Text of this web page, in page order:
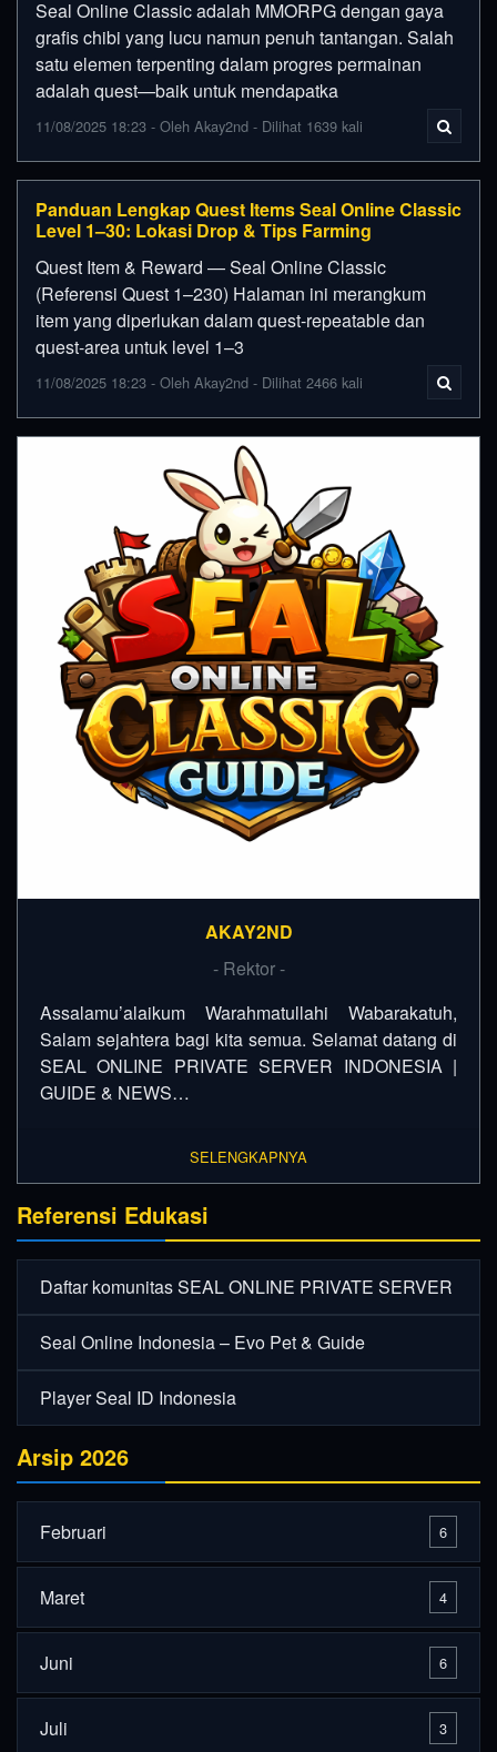
Seal Online Classic adalah MMORPG dengan gaya
grafis chibi yang lucu namun penuh tantangan. Salah
satu elemen terpenting dalam progres permainan
adalah quest—baik untuk mendapatka
11/08/2025 18:23 - Oleh Akay2nd - Dilihat 1639 kali
Panduan Lengkap Quest Items Seal Online Classic
Level 1–30: Lokasi Drop & Tips Farming
Quest Item & Reward — Seal Online Classic
(Referensi Quest 1–230) Halaman ini merangkum
item yang diperlukan dalam quest-repeatable dan
quest-area untuk level 1–3
11/08/2025 18:23 - Oleh Akay2nd - Dilihat 2466 kali
AKAY2ND
- Rektor -
Assalamu’alaikum Warahmatullahi Wabarakatuh,
Salam sejahtera bagi kita semua. Selamat datang di
SEAL ONLINE PRIVATE SERVER INDONESIA |
GUIDE & NEWS…
SELENGKAPNYA
Referensi Edukasi
Daftar komunitas SEAL ONLINE PRIVATE SERVER
Seal Online Indonesia – Evo Pet & Guide
Player Seal ID Indonesia
Arsip 2026
Februari 6
Maret 4
Juni 6
Juli 3